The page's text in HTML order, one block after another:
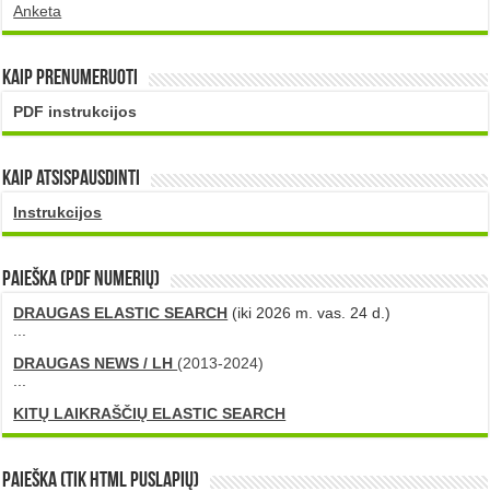
Anketa
Kaip prenumeruoti
PDF instrukcijos
Kaip atsispausdinti
Instrukcijos
PAIEŠKA (PDF numerių)
DRAUGAS ELASTIC SEARCH (iki 2026 m. vas. 24 d.)
DRAUGAS NEWS / LH (2013-2024)
KITŲ LAIKRAŠČIŲ ELASTIC SEARCH
Paieška (tik HTML puslapių)